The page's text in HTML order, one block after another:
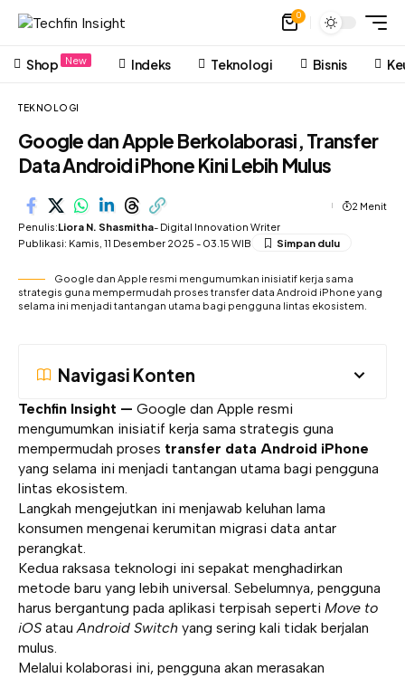
0
Shop New Indeks Teknologi Bisnis
TEKNOLOGI
Google dan Apple Berkolaborasi, Transfer
Data Android iPhone Kini Lebih Mulus
Penulis:Liora N. Shasmitha- Digital Innovation Writer
Publikasi: Kamis, 11 Desember 2025 - 03.15 WIB
2 Menit
Google dan Apple resmi mengumumkan inisiatif kerja sama
strategis guna mempermudah proses transfer data Android iPhone yang
selama ini menjadi tantangan utama bagi pengguna lintas ekosistem.
Navigasi Konten
Techfin Insight — Google dan Apple resmi
mengumumkan inisiatif kerja sama strategis guna
mempermudah proses transfer data Android iPhone
yang selama ini menjadi tantangan utama bagi pengguna
lintas ekosistem.
Langkah mengejutkan ini menjawab keluhan lama
konsumen mengenai kerumitan migrasi data antar
perangkat.
Kedua raksasa teknologi ini sepakat menghadirkan
metode baru yang lebih universal. Sebelumnya, pengguna
harus bergantung pada aplikasi terpisah seperti Move to
iOS atauAndroid Switch yang sering kali tidak berjalan
mulus.
Melalui kolaborasi ini, pengguna akan merasakan